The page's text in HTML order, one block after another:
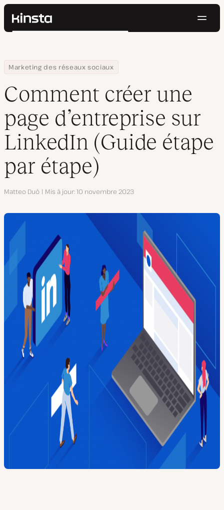
Kinsta®
Prix
Contact
Rechercher
Home
Centre de ressources
Blog
Marketing des réseaux sociaux
Comment créer une page d’entreprise sur LinkedIn (Guide
Comment créer une
page d’entreprise sur
LinkedIn (Guide étape
par étape)
Auteur
Matteo Duò Mis à jour 10 novembre 2023